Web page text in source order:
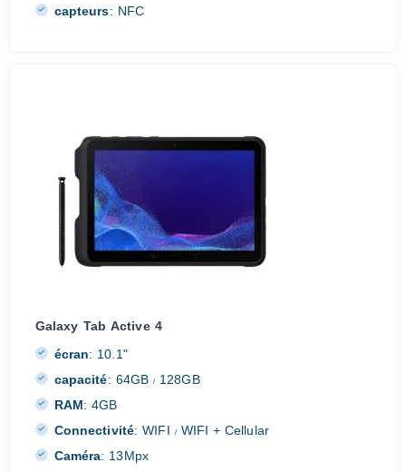
capteurs: NFC
Galaxy Tab Active 4
écran: 10.1"
capacité: 64GB/ 128GB
RAM: 4GB
Connectivité: WIFI /WIFI + Cellular
Caméra: 13Mpx